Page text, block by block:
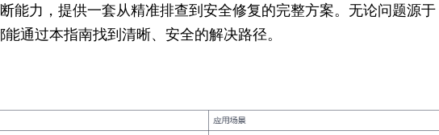
能力，提供一套从精准排查到安全修复的完整方案。无论问题源于
通过本指南找到清晰、安全的解决路径。